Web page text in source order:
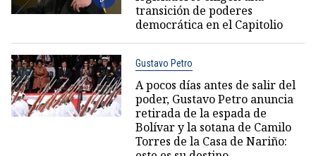
transición de poderes
democrática en el Capitolio
Gustavo Petro
A pocos días antes de salir del
poder, Gustavo Petro anuncia
retirada de la espada de
Bolívar y la sotana de Camilo
Torres de la Casa de Nariño: